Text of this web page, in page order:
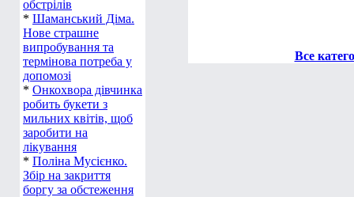
обстрілів
* Шаманський Діма.
Нове страшне
випробування та
термінова потреба у
допомозі
* Онкохвора дівчинка
робить букети з
мильних квітів, щоб
заробити на
лікування
* Поліна Мусієнко.
Збір на закриття
боргу за обстеження
Все